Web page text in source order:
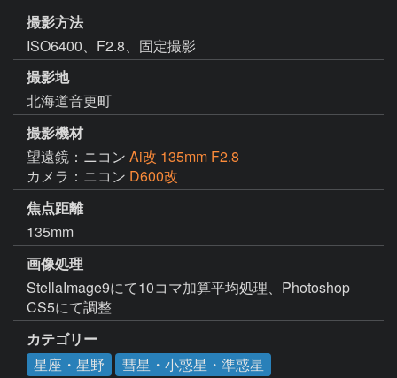
撮影方法
ISO6400、F2.8、固定撮影
撮影地
北海道音更町
撮影機材
望遠鏡：ニコン Ai改 135mm F2.8
カメラ：ニコン D600改
焦点距離
135mm
画像処理
StellaImage9にて10コマ加算平均処理、Photoshop
CS5にて調整
カテゴリー
星座・星野
彗星・小惑星・準惑星